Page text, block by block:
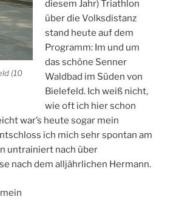
(10
diesem Jahr) Triathlon
über die Volksdistanz
stand heute auf dem
Programm: Im und um
das schöne Senner
Waldbad im Süden von
Bielefeld. Ich weiß nicht,
wie oft ich hier schon
war’s heute sogar mein
ich mich sehr spontan am
untrainiert nach über
nach dem alljährlichen Hermann.